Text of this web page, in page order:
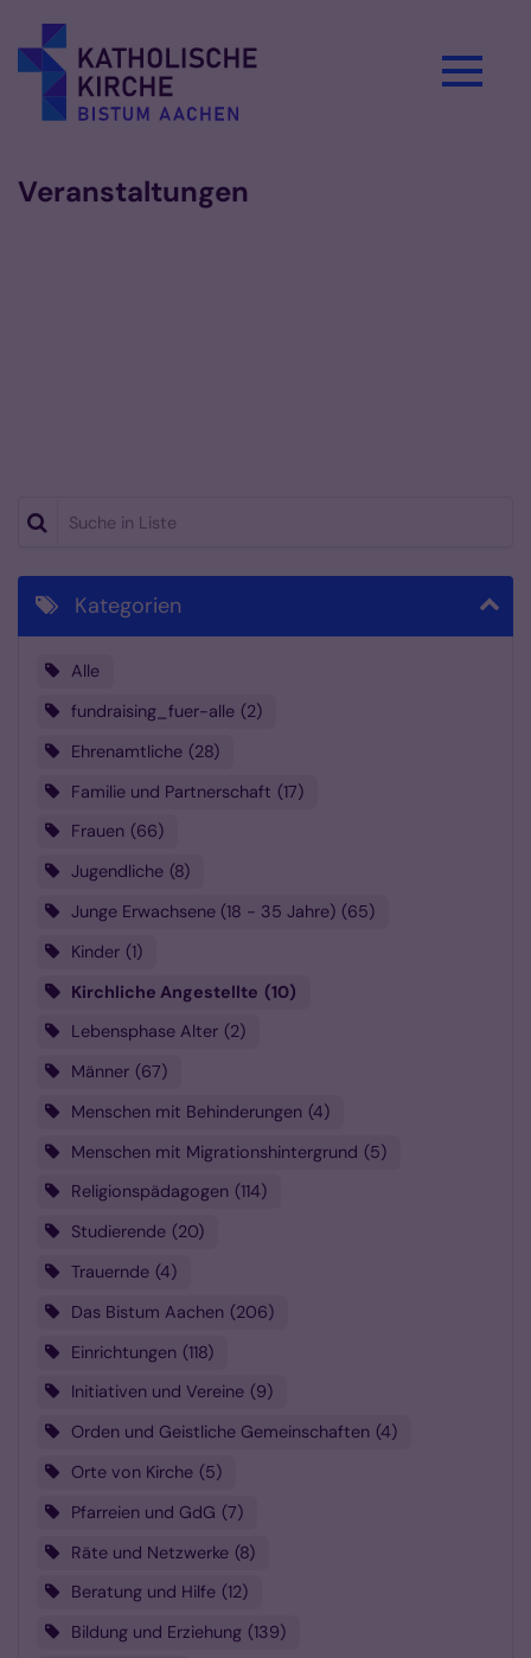
Veranstaltungen
Suche in Liste
Kategorien
Alle
fundraising_fuer-alle 2
Ehrenamtliche 28
Familie und Partnerschaft 17
Frauen
66
Jugendliche 8
Junge Erwachsene (18 - 35 Jahre) 65
Kinder 1
Kirchliche Angestellte
10
Lebensphase Alter 2
Männer 67
Menschen mit Behinderungen 4
Menschen mit Migrationshintergrund 5
Religionspädagogen 114
Studierende 20
Trauernde 4
Das Bistum Aachen 206
Einrichtungen 118
Initiativen und Vereine
9
Orden und Geistliche Gemeinschaften 4
Orte von Kirche 5
Pfarreien und GdG 7
Räte und Netzwerke 8
Beratung und Hilfe 12
Bildung und Erziehung 139